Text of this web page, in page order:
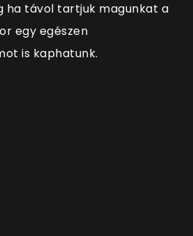
ha távol tartjuk magunkat a
egy egészen
is kaphatunk.